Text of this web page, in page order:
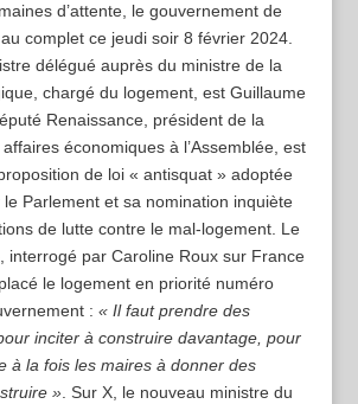
d’attente, le gouvernement de
complet ce jeudi soir 8 février 2024.
délégué auprès du ministre de la
chargé du logement, est Guillaume
Renaissance, président de la
économiques à l’Assemblée, est
de loi « antisquat » adoptée
Parlement et sa nomination inquiète
de lutte contre le mal-logement. Le
interrogé par Caroline Roux sur France
le logement en priorité numéro
: « Il faut prendre des
inciter à construire davantage, pour
à la fois les maires à donner des
». Sur X, le nouveau ministre du